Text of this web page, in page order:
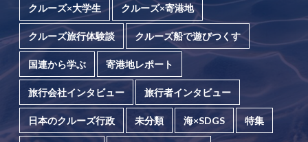
クルーズ×大学生 クルーズ×寄港地
クルーズ旅行体験談 クルーズ船で遊びつくす
国連から学ぶ 寄港地レポート
旅行会社インタビュー 旅行者インタビュー
日本のクルーズ行政 未分類 海×SDGS 特集